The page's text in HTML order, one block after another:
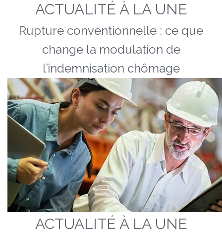
ACTUALITÉ À LA UNE
Rupture conventionnelle : ce que
change la modulation de
l’indemnisation chômage
ACTUALITÉ À LA UNE